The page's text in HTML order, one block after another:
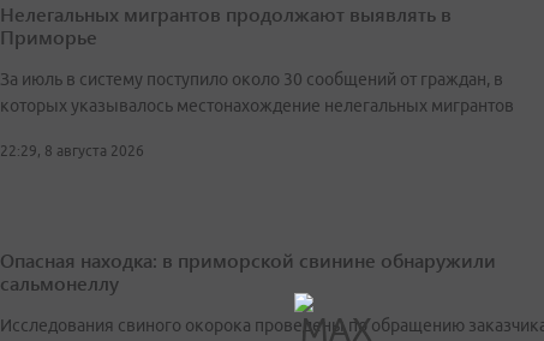
Нелегальных мигрантов продолжают выявлять в
Приморье
За июль в систему поступило около 30 сообщений от граждан, в
которых указывалось местонахождение нелегальных мигрантов
22:29, 8 августа 2026
Опасная находка: в приморской свинине обнаружили
сальмонеллу
Исследования свиного окорока проведены по обращению